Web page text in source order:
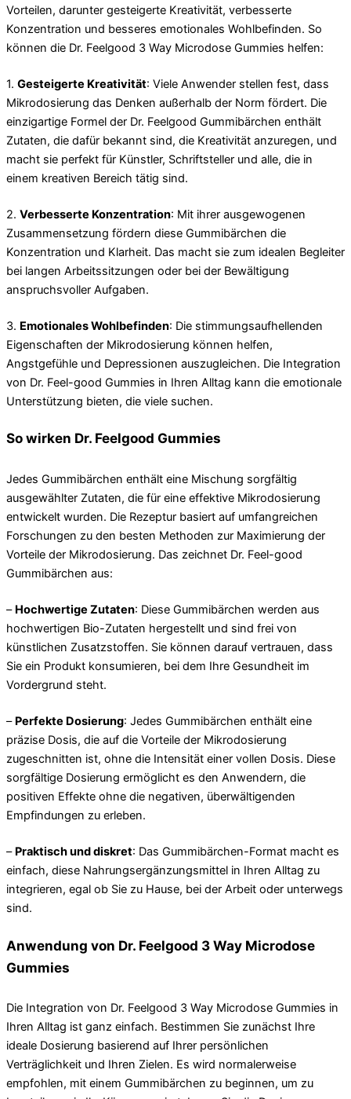
Vorteilen, darunter gesteigerte Kreativität, verbesserte
Konzentration und besseres emotionales Wohlbefinden. So
können die Dr. Feelgood 3 Way Microdose Gummies helfen:
1. Gesteigerte Kreativität: Viele Anwender stellen fest, dass
Mikrodosierung das Denken außerhalb der Norm fördert. Die
einzigartige Formel der Dr. Feelgood Gummibärchen enthält
Zutaten, die dafür bekannt sind, die Kreativität anzuregen, und
macht sie perfekt für Künstler, Schriftsteller und alle, die in
einem kreativen Bereich tätig sind.
2. Verbesserte Konzentration: Mit ihrer ausgewogenen
Zusammensetzung fördern diese Gummibärchen die
Konzentration und Klarheit. Das macht sie zum idealen Begleiter
bei langen Arbeitssitzungen oder bei der Bewältigung
anspruchsvoller Aufgaben.
3. Emotionales Wohlbefinden: Die stimmungsaufhellenden
Eigenschaften der Mikrodosierung können helfen,
Angstgefühle und Depressionen auszugleichen. Die Integration
von Dr. Feel-good Gummies in Ihren Alltag kann die emotionale
Unterstützung bieten, die viele suchen.
So wirken Dr. Feelgood Gummies
Jedes Gummibärchen enthält eine Mischung sorgfältig
ausgewählter Zutaten, die für eine effektive Mikrodosierung
entwickelt wurden. Die Rezeptur basiert auf umfangreichen
Forschungen zu den besten Methoden zur Maximierung der
Vorteile der Mikrodosierung. Das zeichnet Dr. Feel-good
Gummibärchen aus:
– Hochwertige Zutaten: Diese Gummibärchen werden aus
hochwertigen Bio-Zutaten hergestellt und sind frei von
künstlichen Zusatzstoffen. Sie können darauf vertrauen, dass
Sie ein Produkt konsumieren, bei dem Ihre Gesundheit im
Vordergrund steht.
– Perfekte Dosierung: Jedes Gummibärchen enthält eine
präzise Dosis, die auf die Vorteile der Mikrodosierung
zugeschnitten ist, ohne die Intensität einer vollen Dosis. Diese
sorgfältige Dosierung ermöglicht es den Anwendern, die
positiven Effekte ohne die negativen, überwältigenden
Empfindungen zu erleben.
– Praktisch und diskret: Das Gummibärchen-Format macht es
einfach, diese Nahrungsergänzungsmittel in Ihren Alltag zu
integrieren, egal ob Sie zu Hause, bei der Arbeit oder unterwegs
sind.
Anwendung von Dr. Feelgood 3 Way Microdose
Gummies
Die Integration von Dr. Feelgood 3 Way Microdose Gummies in
Ihren Alltag ist ganz einfach. Bestimmen Sie zunächst Ihre
ideale Dosierung basierend auf Ihrer persönlichen
Verträglichkeit und Ihren Zielen. Es wird normalerweise
empfohlen, mit einem Gummibärchen zu beginnen, um zu